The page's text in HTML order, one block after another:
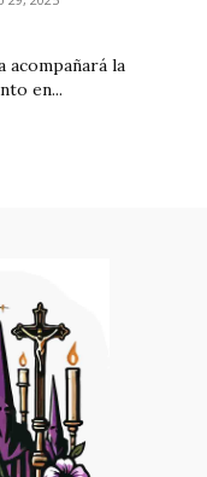
acompañará la
en...